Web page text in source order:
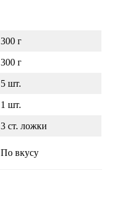
300 г
300 г
5 шт.
1 шт.
3 ст. ложки
По вкусу